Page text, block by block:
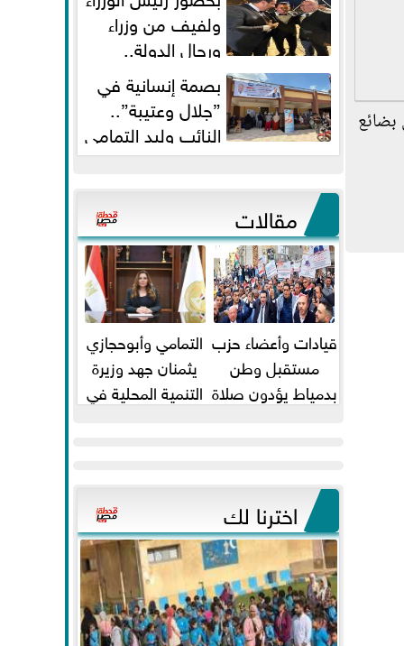
عمان والسفينة بريدج حيث تم تصدير 55 شاحنة بحمولة 1264 طن بضائع
ولفيف من وزراء
ورجال الدولة..
النائبان وليد التمامي ومحمد...
بصمة إنسانية في
”جلال وعتيبة”..
النائب وليد التمامي
والبروفيسور جمال شيحة يداويان...
مقالات
قيادات وأعضاء حزب
مستقبل وطن
بدمياط يؤدون صلاة
التمامي وأبوحجازي
يثمنان جهد وزيرة
التنمية المحلية في
اخترنا لك